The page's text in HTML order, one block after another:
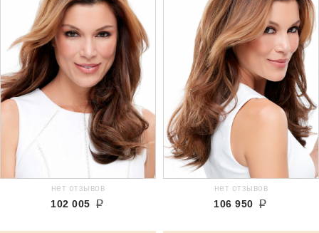
нет отзывов
102 005
нет отзывов
106 950